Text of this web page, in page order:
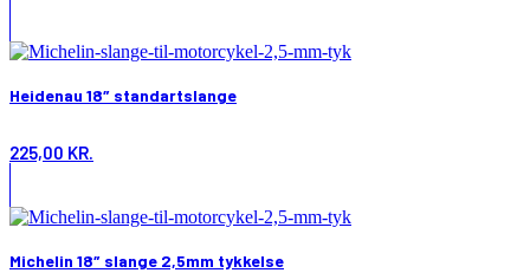
Heidenau 18″ standartslange
225,00 KR.
Michelin 18″ slange 2,5mm tykkelse